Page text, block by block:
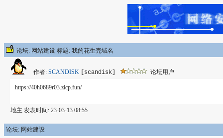
论坛: 网站建设 标题: 我的花生壳域名
作者: SCANDISK [scandisk] 论坛用户
https://40h0689r03.zicp.fun/
地主 发表时间: 23-03-13 08:55
论坛: 网站建设